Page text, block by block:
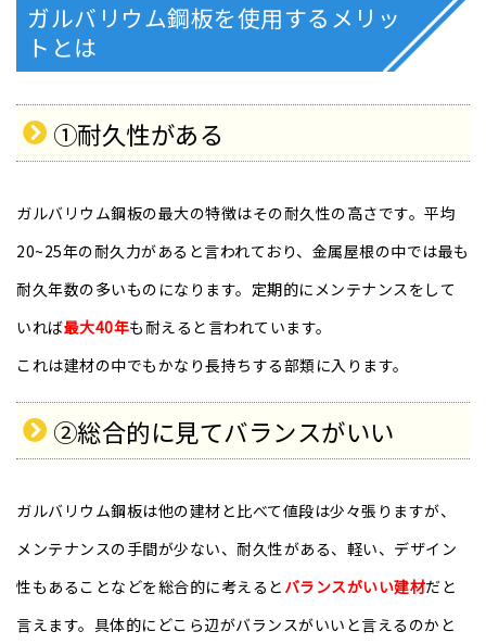
ガルバリウム鋼板を使用するメリッ
トとは
①耐久性がある
ガルバリウム鋼板の最大の特徴はその耐久性の高さです。平均
20~25年の耐久力があると言われており、金属屋根の中では最も
耐久年数の多いものになります。定期的にメンテナンスをして
いれば最大40年も耐えると言われています。
これは建材の中でもかなり長持ちする部類に入ります。
②総合的に見てバランスがいい
ガルバリウム鋼板は他の建材と比べて値段は少々張りますが、
メンテナンスの手間が少ない、耐久性がある、軽い、デザイン
性もあることなどを総合的に考えると バランスがいい建材だと
言えます。具体的にどこら辺がバランスがいいと言えるのかと